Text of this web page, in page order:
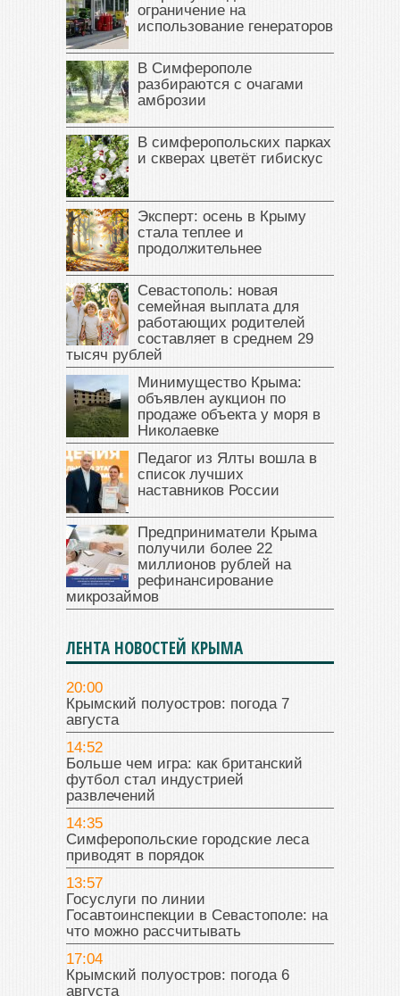
ограничение на
использование генераторов
В Симферополе
разбираются с очагами
амброзии
В симферопольских парках
и скверах цветёт гибискус
Эксперт: осень в Крыму
стала теплее и
продолжительнее
Севастополь: новая
семейная выплата для
работающих родителей
составляет в среднем 29
тысяч рублей
Минимущество Крыма:
объявлен аукцион по
продаже объекта у моря в
Николаевке
Педагог из Ялты вошла в
список лучших
наставников России
Предприниматели Крыма
получили более 22
миллионов рублей на
рефинансирование
микрозаймов
ЛЕНТА НОВОСТЕЙ КРЫМА
20:00
Крымский полуостров: погода 7
августа
14:52
Больше чем игра: как британский
футбол стал индустрией
развлечений
14:35
Симферопольские городские леса
приводят в порядок
13:57
Госуслуги по линии
Госавтоинспекции в Севастополе: на
что можно рассчитывать
17:04
Крымский полуостров: погода 6
августа